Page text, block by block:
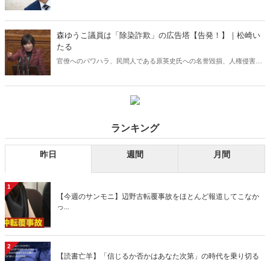
無駄遣いの極みであり、国民はもっと怒るべきだ。責任は、不甲斐な
い与党、自民党にもある。
森ゆうこ議員は「除染詐欺」の広告塔【告発！】｜松崎い
たる
官僚へのパワハラ、民間人である原英史氏への名誉毀損、人権侵害だ
ない。即刻議員辞職すべきだ！
ランキング
昨日 週間 月間
1
【今週のサンモニ】辺野古転覆事故をほとんど報道してこなか
っ...
2
【読書亡羊】「信じるか否かはあなた次第」の時代を乗り切る